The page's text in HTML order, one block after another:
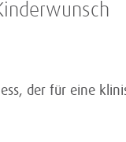
der für eine